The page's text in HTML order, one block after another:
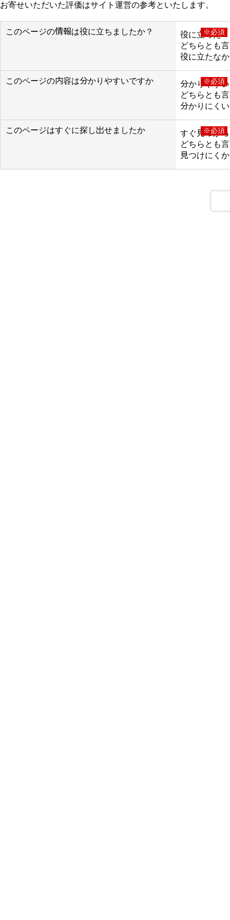
お寄せいただいた評価はサイト運営の参考といたします。
このページの情報は役に立ちましたか？ ※必須
役に立った
どちらとも
役に立たな
このページの内容は分かりやすいですか ※必須
分かりやすい
どちらとも
分かりにくい
このページはすぐに探し出せましたか ※必須
すぐ見つか
どちらとも
見つけにく